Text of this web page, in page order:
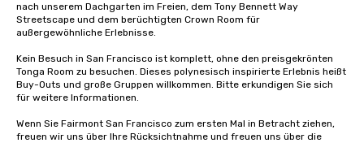
nach unserem Dachgarten im Freien, dem Tony Bennett Way
Streetscape und dem berüchtigten Crown Room für
außergewöhnliche Erlebnisse.
Kein Besuch in San Francisco ist komplett, ohne den preisgekrönten
Tonga Room zu besuchen. Dieses polynesisch inspirierte Erlebnis heißt
Buy-Outs und große Gruppen willkommen. Bitte erkundigen Sie sich
für weitere Informationen.
Wenn Sie Fairmont San Francisco zum ersten Mal in Betracht ziehen,
freuen wir uns über Ihre Rücksichtnahme und freuen uns über die